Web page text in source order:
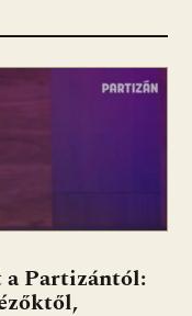
Partizántól: